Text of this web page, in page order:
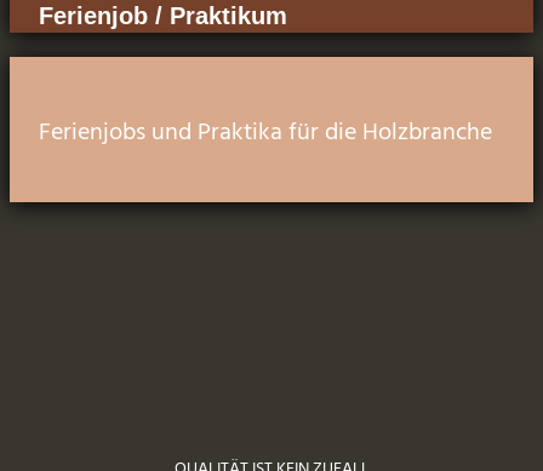
Ferienjob / Praktikum
Ferienjobs und Praktika für die Holzbranche